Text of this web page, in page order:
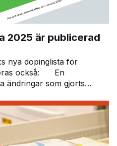
2025 är publicerad
nya dopinglista för
också: En
ändringar som gjorts